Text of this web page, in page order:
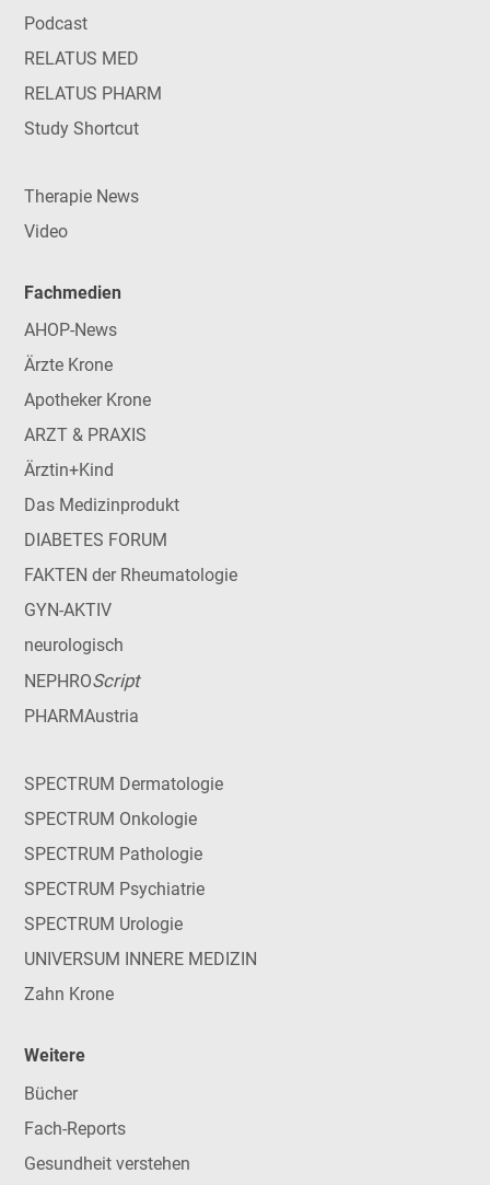
Podcast
RELATUS MED
RELATUS PHARM
Study Shortcut
Therapie News
Video
Fachmedien
AHOP-News
Ärzte Krone
Apotheker Krone
ARZT & PRAXIS
Ärztin+Kind
Das Medizinprodukt
DIABETES FORUM
FAKTEN der Rheumatologie
GYN-AKTIV
neurologisch
NEPHROScript
PHARMAustria
SPECTRUM Dermatologie
SPECTRUM Onkologie
SPECTRUM Pathologie
SPECTRUM Psychiatrie
SPECTRUM Urologie
UNIVERSUM INNERE MEDIZIN
Zahn Krone
Weitere
Bücher
Fach-Reports
Gesundheit verstehen